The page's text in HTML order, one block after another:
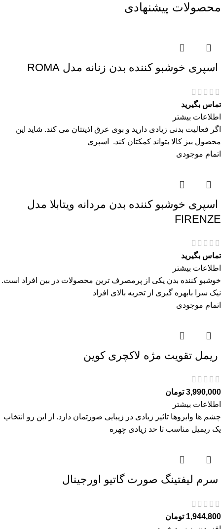
محصولات پیشنهادی
اسپری خوشبو کننده بدن زنانه مدل ROMA
تماس بگیرید
اطلاعات بیشتر
اگر فعالیت بدنی زیادی دارید و بوی عرق اذیتتان می کند. شاید این
محصول بیز کالا بتواند کمکتان کند. اسپری
اتمام موجودی
اسپری خوشبو کننده بدن مردانه ویتابلا مدل
FIRENZE
تماس بگیرید
اطلاعات بیشتر
خوشبو کننده بدن یکی از پرمصرف ترین محصولات در بین افراد است.
نیک سرا بابهره گیری از تجربه بالای افراد
اتمام موجودی
ريمل تقويت مژه لاكچری كوين
3,990,000 تومان
اطلاعات بیشتر
چشم ها وابروها تاثیر زیادی در زیبایی صورتمان دارد. از این رو انتخاب
یک ریمیل مناسب تا حد زیادی چهره
سرم ليفتينگ صورت گاتیو اورجینال
1,944,800 تومان